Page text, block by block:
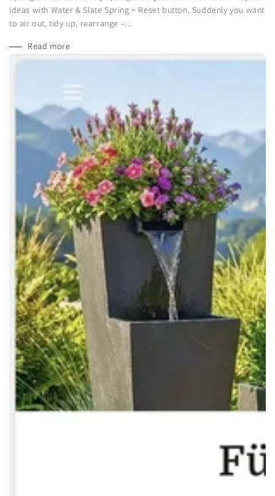
Ideas with Water & Slate Spring = Reset button. Suddenly you want
to air out, tidy up, rearrange –...
Read more